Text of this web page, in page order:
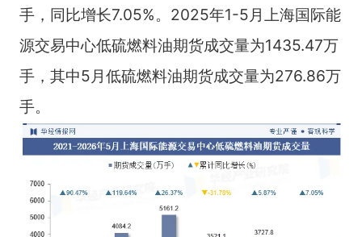
手，同比增长7.05%。2025年1-5月上海国际能
源交易中心低硫燃料油期货成交量为1435.47万
手，其中5月低硫燃料油期货成交量为276.86万
手。